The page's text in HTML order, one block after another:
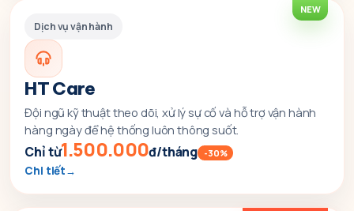
NEW
Dịch vụ vận hành
HT Care
Đội ngũ kỹ thuật theo dõi, xử lý sự cố và hỗ trợ vận hành
hàng ngày để hệ thống luôn thông suốt.
Chỉ từ1.500.000đ/tháng -30%
Chi tiết